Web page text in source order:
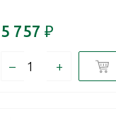
5 757 ₽
– +